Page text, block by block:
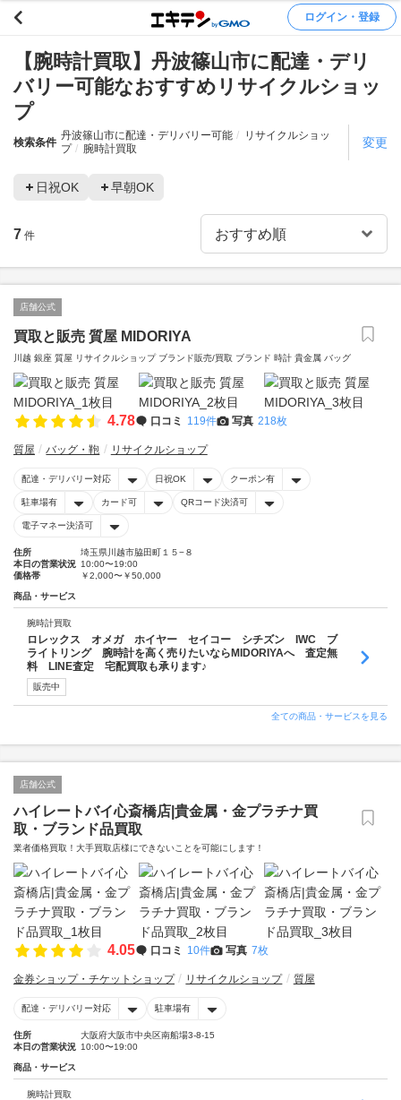
ログイン・登録
【腕時計買取】丹波篠山市に配達・デリ
バリー可能なおすすめリサイクルショッ
プ
検索条件
丹波篠山市に配達・デリバリー可能
リサイクルショッ
プ
腕時計買取 変更
日祝OK 早朝OK
7 件
店舗公式
買取と販売 質屋 MIDORIYA
川越 銀座 質屋 リサイクルショップ ブランド販売/買取 ブランド 時計 貴金属 バッグ
4.78 口コミ 119件 写真 218枚
質屋 バッグ・鞄 リサイクルショップ
配達・デリバリー対応 日祝OK クーポン有
駐車場有 カード可 QRコード決済可
電子マネー決済可
住所
埼玉県川越市脇田町１５−８
本日の営業状況 10:00〜19:00
価格帯
￥2,000〜￥50,000
商品・サービス
腕時計買取
ロレックス オメガ ホイヤー セイコー シチズン IWC ブ
ライトリング 腕時計を高く売りたいならMIDORIYAへ 査定無
料 LINE査定 宅配買取も承ります♪
販売中
全ての商品・サービスを見る
店舗公式
ハイレートバイ心斎橋店|貴金属・金プラチナ買
取・ブランド品買取
業者価格買取！大手買取店様にできないことを可能にします！
4.05 口コミ 10件 写真 7枚
金券ショップ・チケットショップ リサイクルショップ 質屋
配達・デリバリー対応 駐車場有
住所
大阪府大阪市中央区南船場3-8-15
本日の営業状況 10:00〜19:00
商品・サービス
腕時計買取